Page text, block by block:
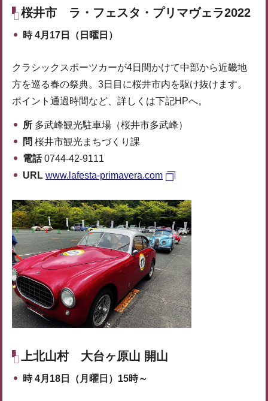
桜井市 ラ・フェスタ・プリマヴェラ2022
時 4月17日（日曜日）
クラシックスポーツカーが4日間かけて中部から近畿地
方を巡る春の祭典。3日目に桜井市内を駆け抜けます。
ポイント通過時間など、詳しくは下記HPへ。
所 多武峰観光駐車場（桜井市多武峰）
問 桜井市観光まちづくり課
電話0744-42-9111
URL www.lafesta-primavera.com
上北山村 大台ヶ原山 開山
時 4月18日（月曜日）15時～